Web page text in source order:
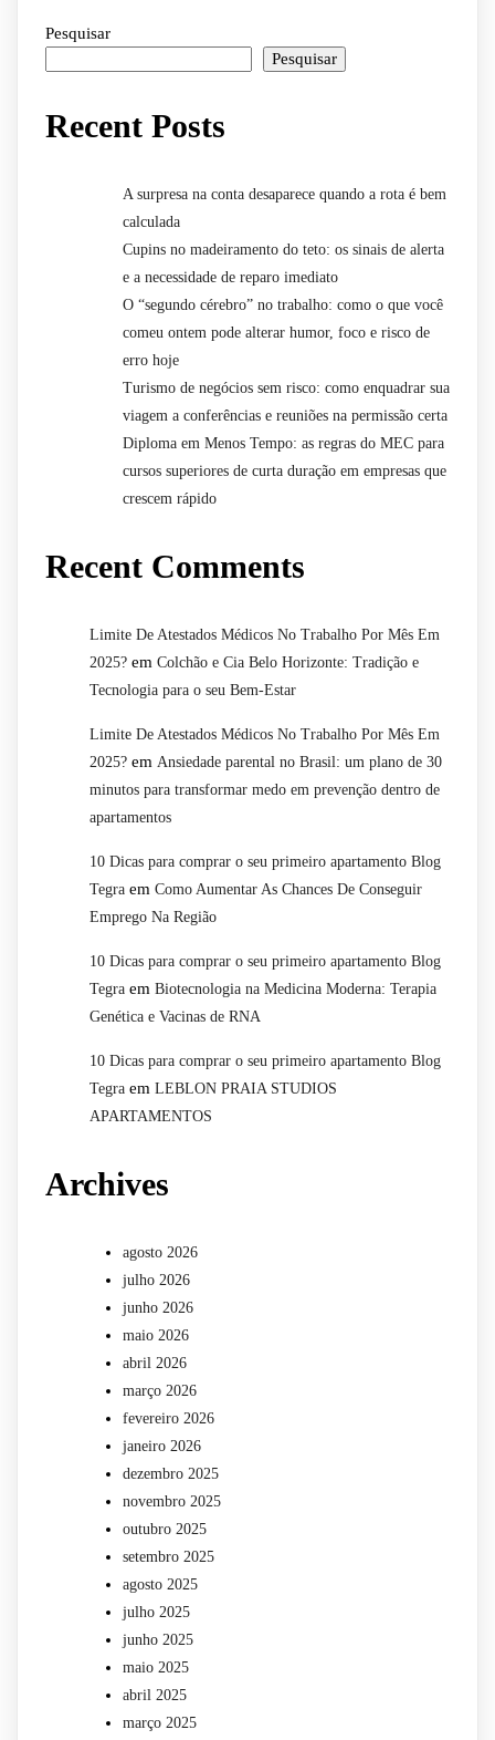
Pesquisar
Pesquisar
Recent Posts
A surpresa na conta desaparece quando a rota é bem
calculada
Cupins no madeiramento do teto: os sinais de alerta
e a necessidade de reparo imediato
O “segundo cérebro” no trabalho: como o que você
comeu ontem pode alterar humor, foco e risco de
erro hoje
Turismo de negócios sem risco: como enquadrar sua
viagem a conferências e reuniões na permissão certa
Diploma em Menos Tempo: as regras do MEC para
cursos superiores de curta duração em empresas que
crescem rápido
Recent Comments
Limite De Atestados Médicos No Trabalho Por Mês Em
2025? em Colchão e Cia Belo Horizonte: Tradição e
Tecnologia para o seu Bem-Estar
Limite De Atestados Médicos No Trabalho Por Mês Em
2025? em Ansiedade parental no Brasil: um plano de 30
minutos para transformar medo em prevenção dentro de
apartamentos
10 Dicas para comprar o seu primeiro apartamento Blog
Tegra em Como Aumentar As Chances De Conseguir
Emprego Na Região
10 Dicas para comprar o seu primeiro apartamento Blog
Tegra em Biotecnologia na Medicina Moderna: Terapia
Genética e Vacinas de RNA
10 Dicas para comprar o seu primeiro apartamento Blog
Tegra em LEBLON PRAIA STUDIOS
APARTAMENTOS
Archives
agosto 2026
julho 2026
junho 2026
maio 2026
abril 2026
março 2026
fevereiro 2026
janeiro 2026
dezembro 2025
novembro 2025
outubro 2025
setembro 2025
agosto 2025
julho 2025
junho 2025
maio 2025
abril 2025
março 2025